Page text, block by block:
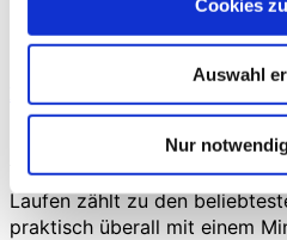
Cookies
Auswahl
Nur
Schmerzsyndrome häufig
Prof. Dr. med.
Sebastian Krinner
Laufen zählt zu den
praktisch überall mit einem